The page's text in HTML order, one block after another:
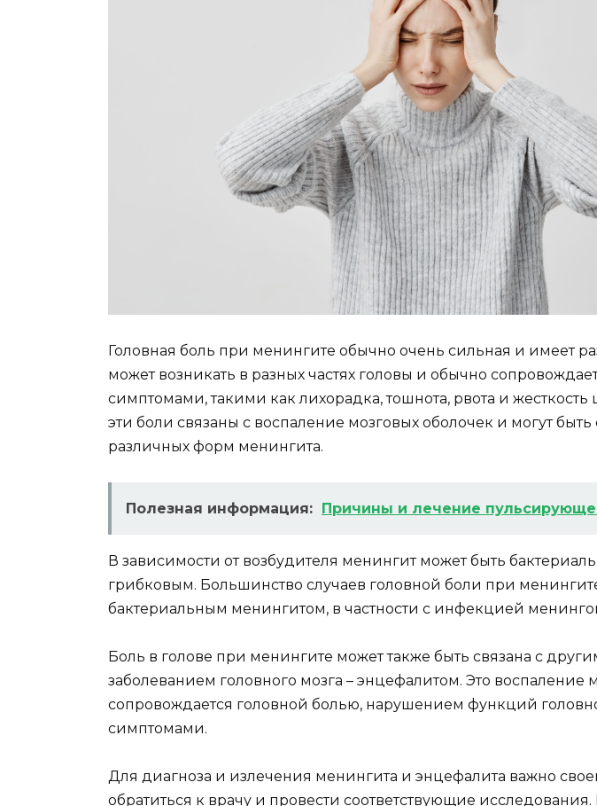
Головная боль при менингите обычно очень сильная и имеет
может возникать в разных частях головы и обычно
симптомами, такими как лихорадка, тошнота, рвота и жесткость
эти боли связаны с воспаление мозговых оболочек и могут
различных форм менингита.
Полезная информация: Причины и лечение
В зависимости от возбудителя менингит может быть
грибковым. Большинство случаев головной боли при
бактериальным менингитом, в частности с инфекцией
Боль в голове при менингите может также быть связана с
заболеванием головного мозга – энцефалитом. Это воспаление
сопровождается головной болью, нарушением функций
симптомами.
Для диагноза и излечения менингита и энцефалита важно
обратиться к врачу и провести соответствующие